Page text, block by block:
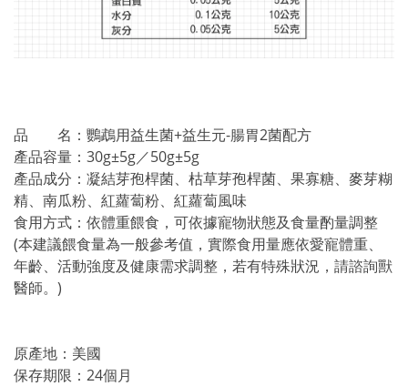
品 名：鸚鵡用益生菌+益生元-腸胃2菌配方
產品容量：30g±5g／50g±5g
產品成分：凝結芽孢桿菌、枯草芽孢桿菌、果寡糖、麥芽糊
精、南瓜粉、紅蘿蔔粉、紅蘿蔔風味
食用方式：依體重餵食，可依據寵物狀態及食量酌量調整
(本建議餵食量為一般參考值，實際食用量應依愛寵體重、
年齡、活動強度及健康需求調整，若有特殊狀況，請諮詢獸
醫師。)
原產地：美國
保存期限：24個月